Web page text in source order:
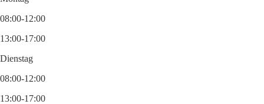
08:00-12:00
13:00-17:00
Dienstag
08:00-12:00
13:00-17:00